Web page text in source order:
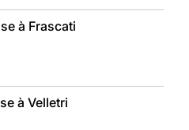
à Frascati
à Velletri